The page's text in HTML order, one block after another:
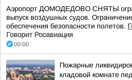
Аэропорт ДОМОДЕДОВО СНЯТЫ
выпуск воздушных судов.
обеспечения безопасности полетов.
Говорит Росавиация
00:00
Пожарные
кладовой комнате